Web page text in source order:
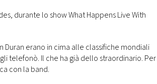
durante lo show What Happens Live With
Duran erano in cima alle classifiche mondiali
telefonò. Il che ha già dello straordinario. Per
con la band.